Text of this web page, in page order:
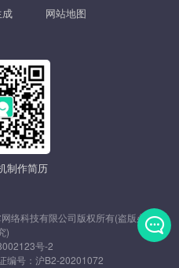
网站地图
制作简历
络科技有限公司版权所有(盗版必
)
号-2
编号： 沪B2-20201072